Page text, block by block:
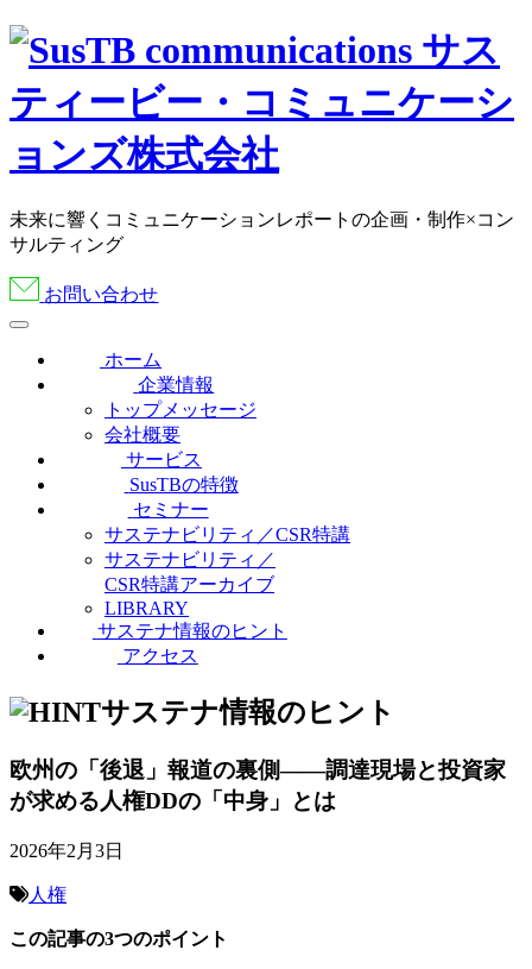
未来に響くコミュニケーションレポートの企画・制作×コン
サルティング
お問い合わせ
ホーム
企業情報
トップメッセージ
会社概要
サービス
SusTBの特徴
セミナー
サステナビリティ／CSR特講
サステナビリティ／
CSR特講アーカイブ
LIBRARY
サステナ情報のヒント
アクセス
サステナ情報のヒント
欧州の「後退」報道の裏側――調達現場と投資家
が求める人権DDの「中身」とは
2026年2月3日
人権
この記事の3つのポイント